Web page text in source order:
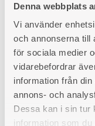
Denna webbplats
Vi använder
och annonserna till
för sociala medier
vidarebefordrar
information från
annons- och
Dessa kan i sin tur
information som
Grate |
For wood burning
placed on the right
Art. nr: 430327303
89€